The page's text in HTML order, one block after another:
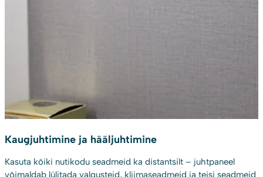
Kaugjuhtimine ja hääljuhtimine
Kasuta kõiki nutikodu seadmeid ka distantsilt – juhtpaneel
võimaldab lülitada valgusteid, kliimaseadmeid ja teisi seadmeid